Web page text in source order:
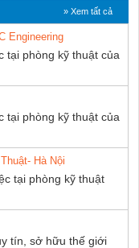
NGHIỆP NIHON
SETSUBI VIỆT
NAM
» Xem tất cả
Engineering
tại phòng kỹ thuật của
tại phòng kỹ thuật của
Hà Nội
tại phòng kỹ thuật
tín, sở hữu thế giới